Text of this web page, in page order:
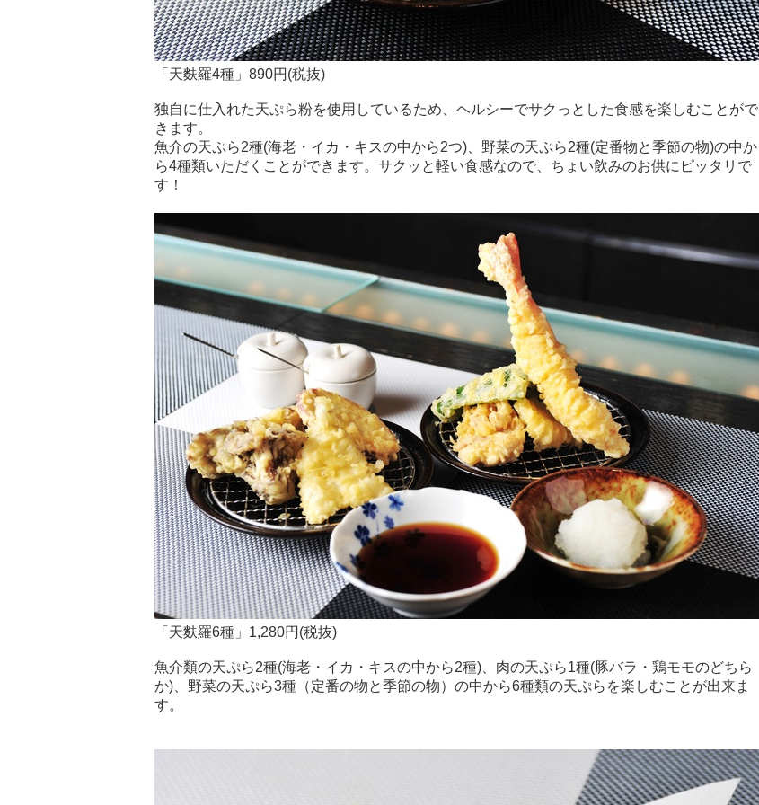
「天麩羅4種」890円(税抜)
独自に仕入れた天ぷら粉を使用しているため、ヘルシーでサクっとした食感を楽しむことがで
きます。
魚介の天ぷら2種(海老・イカ・キスの中から2つ)、野菜の天ぷら2種(定番物と季節の物)の中か
ら4種類いただくことができます。サクッと軽い食感なので、ちょい飲みのお供にピッタリで
す！
「天麩羅6種」1,280円(税抜)
魚介類の天ぷら2種(海老・イカ・キスの中から2種)、肉の天ぷら1種(豚バラ・鶏モモのどちら
か)、野菜の天ぷら3種（定番の物と季節の物）の中から6種類の天ぷらを楽しむことが出来ま
す。